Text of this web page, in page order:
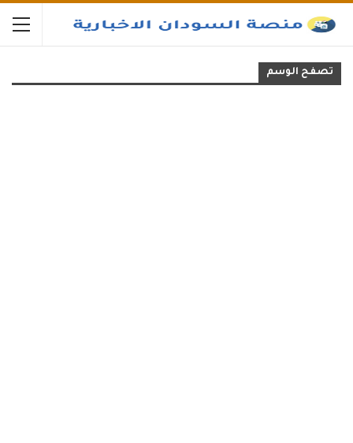
تصفح الوسم